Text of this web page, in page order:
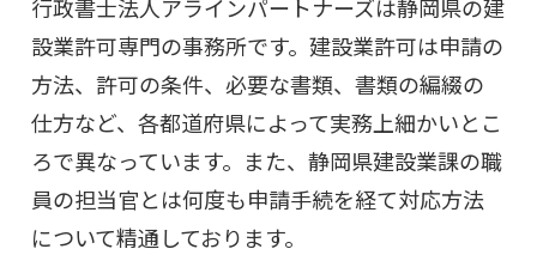
行政書士法人アラインパートナーズは静岡県の建
設業許可専門の事務所です。建設業許可は申請の
方法、許可の条件、必要な書類、書類の編綴の
仕方など、各都道府県によって実務上細かいとこ
ろで異なっています。また、静岡県建設業課の職
員の担当官とは何度も申請手続を経て対応方法
について精通しております。